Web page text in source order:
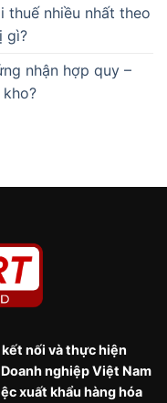
thuế nhiều nhất theo
gì?
nhận hợp quy –
kết nối và thực hiện
nghiệp Việt Nam
xuất khẩu hàng hóa